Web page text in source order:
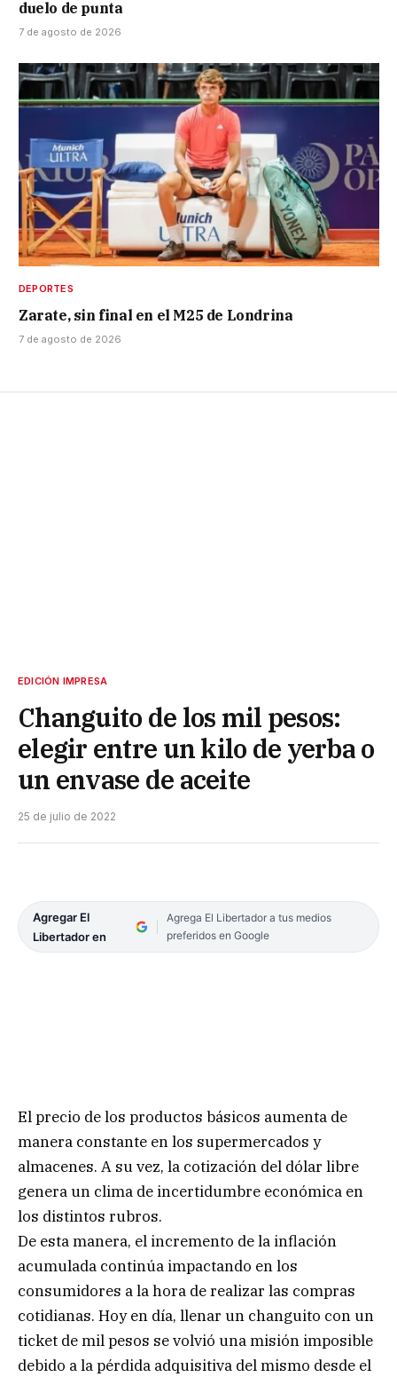
duelo de punta
7 de agosto de 2026
DEPORTES
Zarate, sin final en el M25 de Londrina
7 de agosto de 2026
EDICIÓN IMPRESA
Changuito de los mil pesos:
elegir entre un kilo de yerba o
un envase de aceite
25 de julio de 2022
Agregar El
Libertador en
Agrega El Libertador a tus medios
preferidos en Google
El precio de los productos básicos aumenta de
manera constante en los supermercados y
almacenes. A su vez, la cotización del dólar libre
genera un clima de incertidumbre económica en
los distintos rubros.
De esta manera, el incremento de la inflación
acumulada continúa impactando en los
consumidores a la hora de realizar las compras
cotidianas. Hoy en día, llenar un changuito con un
ticket de mil pesos se volvió una misión imposible
debido a la pérdida adquisitiva del mismo desde el